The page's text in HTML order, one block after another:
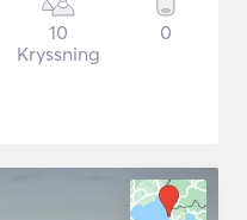
10
Kryssning
0